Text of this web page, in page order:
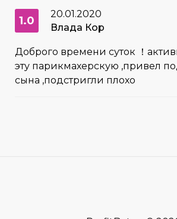
1.0
20.01.2020
Влада Кор
Доброго времени суток ！
эту парикмахерскую ,привел
сына ,подстригли плохо